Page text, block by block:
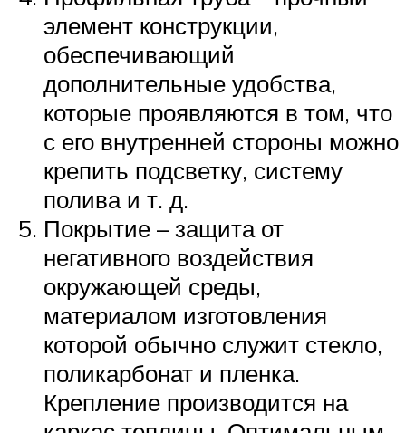
элемент конструкции,
обеспечивающий
дополнительные удобства,
которые проявляются в том, что
с его внутренней стороны можно
крепить подсветку, систему
полива и т. д.
Покрытие – защита от
негативного воздействия
окружающей среды,
материалом изготовления
которой обычно служит стекло,
поликарбонат и пленка.
Крепление производится на